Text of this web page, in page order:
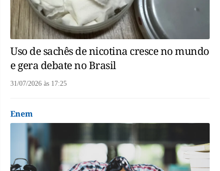
Uso de sachês de nicotina cresce no mundo
e gera debate no Brasil
31/07/2026 às 17:25
Enem